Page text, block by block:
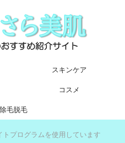
スキンケア
コスメ
除毛脱毛
プログラムを使用しています